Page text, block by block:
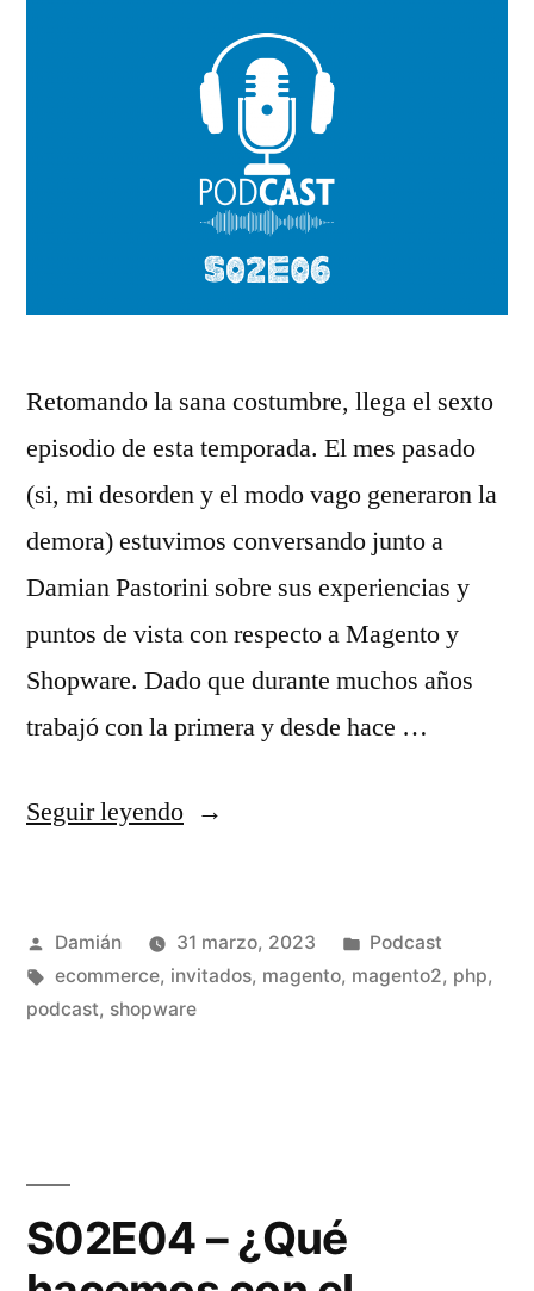
Retomando la sana costumbre, llega el sexto
episodio de esta temporada. El mes pasado
(si, mi desorden y el modo vago generaron la
demora) estuvimos conversando junto a
Damian Pastorini sobre sus experiencias y
puntos de vista con respecto a Magento y
Shopware. Dado que durante muchos años
trabajó con la primera y desde hace …
Seguir leyendo«S02E06
Pastorini»
Publicado
por
Damián 31 marzo, 2023
Publicado
en
Podcast
Etiquetas:
ecommerce, invitados, magento, magento2, php,
podcast, shopware
S02E04 – ¿Qué